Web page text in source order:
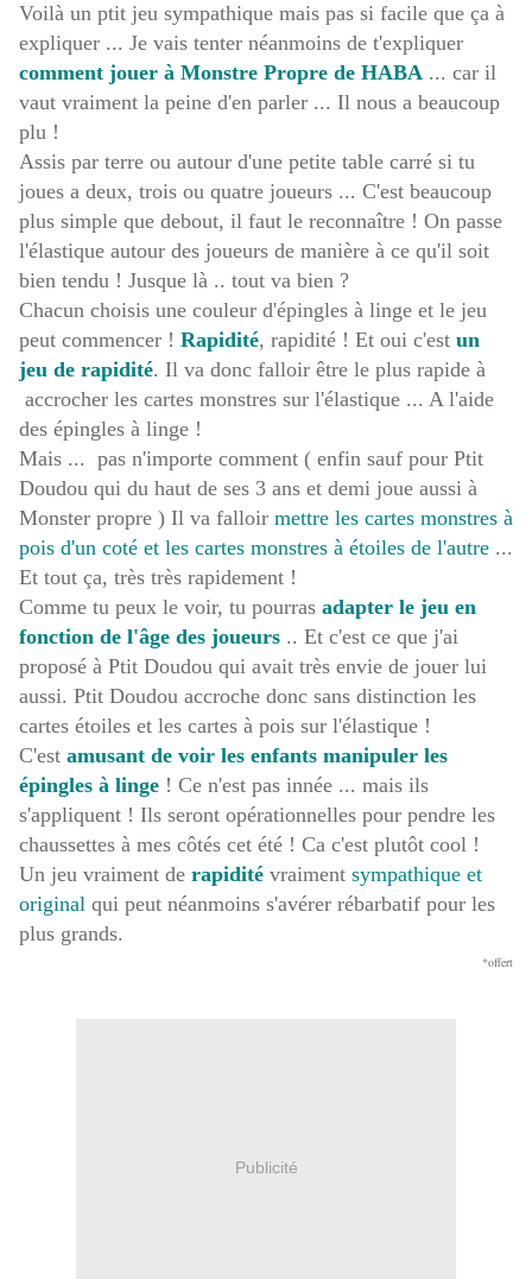
Voilà un ptit jeu sympathique mais pas si facile que ça à
expliquer ... Je vais tenter néanmoins de t'expliquer
comment jouer à Monstre Propre de HABA ... car il
vaut vraiment la peine d'en parler ... Il nous a beaucoup
plu !
Assis par terre ou autour d'une petite table carré si tu
joues a deux, trois ou quatre joueurs ... C'est beaucoup
plus simple que debout, il faut le reconnaître ! On passe
l'élastique autour des joueurs de manière à ce qu'il soit
bien tendu ! Jusque là .. tout va bien ?
Chacun choisis une couleur d'épingles à linge et le jeu
peut commencer ! Rapidité, rapidité ! Et oui c'est un
jeu de rapidité. Il va donc falloir être le plus rapide à
accrocher les cartes monstres sur l'élastique ... A l'aide
des épingles à linge !
Mais ... pas n'importe comment ( enfin sauf pour Ptit
Doudou qui du haut de ses 3 ans et demi joue aussi à
Monster propre ) Il va falloir mettre les cartes monstres à
pois d'un coté et les cartes monstres à étoiles de l'autre ...
Et tout ça, très très rapidement !
Comme tu peux le voir, tu pourras adapter le jeu en
fonction de l'âge des joueurs .. Et c'est ce que j'ai
proposé à Ptit Doudou qui avait très envie de jouer lui
aussi. Ptit Doudou accroche donc sans distinction les
cartes étoiles et les cartes à pois sur l'élastique !
C'est amusant de voir les enfants manipuler les
épingles à linge ! Ce n'est pas innée ... mais ils
s'appliquent ! Ils seront opérationnelles pour pendre les
chaussettes à mes côtés cet été ! Ca c'est plutôt cool !
Un jeu vraiment de rapidité vraiment sympathique et
original qui peut néanmoins s'avérer rébarbatif pour les
plus grands.
*offert
Publicité